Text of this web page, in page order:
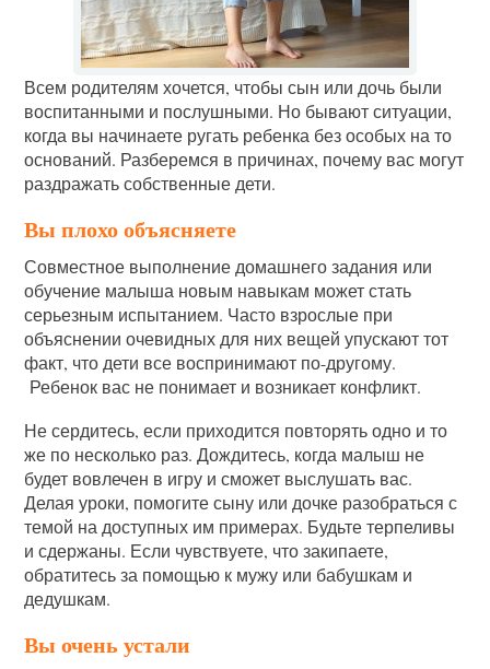
Всем родителям хочется, чтобы сын или дочь были
воспитанными и послушными. Но бывают ситуации,
когда вы начинаете ругать ребенка без особых на то
оснований. Разберемся в причинах, почему вас могут
раздражать собственные дети.
Вы плохо объясняете
Совместное выполнение домашнего задания или
обучение малыша новым навыкам может стать
серьезным испытанием. Часто взрослые при
объяснении очевидных для них вещей упускают тот
факт, что дети все воспринимают по-другому.
Ребенок вас не понимает и возникает конфликт.
Не сердитесь, если приходится повторять одно и то
же по несколько раз. Дождитесь, когда малыш не
будет вовлечен в игру и сможет выслушать вас.
Делая уроки, помогите сыну или дочке разобраться с
темой на доступных им примерах. Будьте терпеливы
и сдержаны. Если чувствуете, что закипаете,
обратитесь за помощью к мужу или бабушкам и
дедушкам.
Вы очень устали